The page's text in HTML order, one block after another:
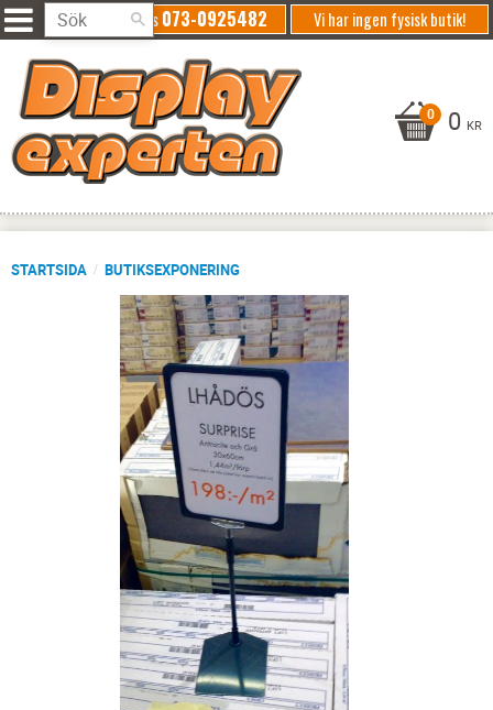
Vi har ingen fysisk butik!
Ring oss073-0925482
0 KR
STARTSIDA BUTIKSEXPONERING